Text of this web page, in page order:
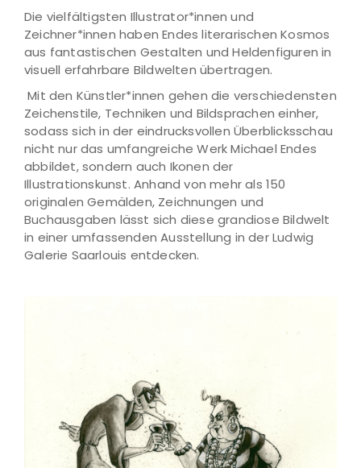
Die vielfältigsten Illustrator*innen und
Zeichner*innen haben Endes literarischen Kosmos
aus fantastischen Gestalten und Heldenfiguren in
visuell erfahrbare Bildwelten übertragen.
Mit den Künstler*innen gehen die verschiedensten
Zeichenstile, Techniken und Bildsprachen einher,
sodass sich in der eindrucksvollen Überblicksschau
nicht nur das umfangreiche Werk Michael Endes
abbildet, sondern auch Ikonen der
Illustrationskunst. Anhand von mehr als 150
originalen Gemälden, Zeichnungen und
Buchausgaben lässt sich diese grandiose Bildwelt
in einer umfassenden Ausstellung in der Ludwig
Galerie Saarlouis entdecken.